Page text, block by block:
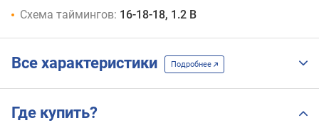
3200
CL16
DDR4-
Схема таймингов: 16-18-18, 1.2 В
Все характеристики Подробнее
Где купить?